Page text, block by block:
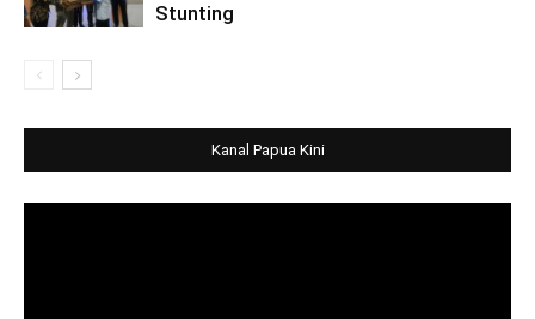
Stunting
Kanal Papua Kini